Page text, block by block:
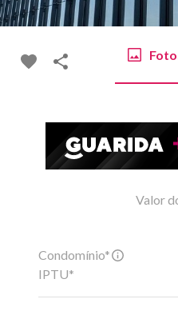
Valor
Condomínio*
IPTU*